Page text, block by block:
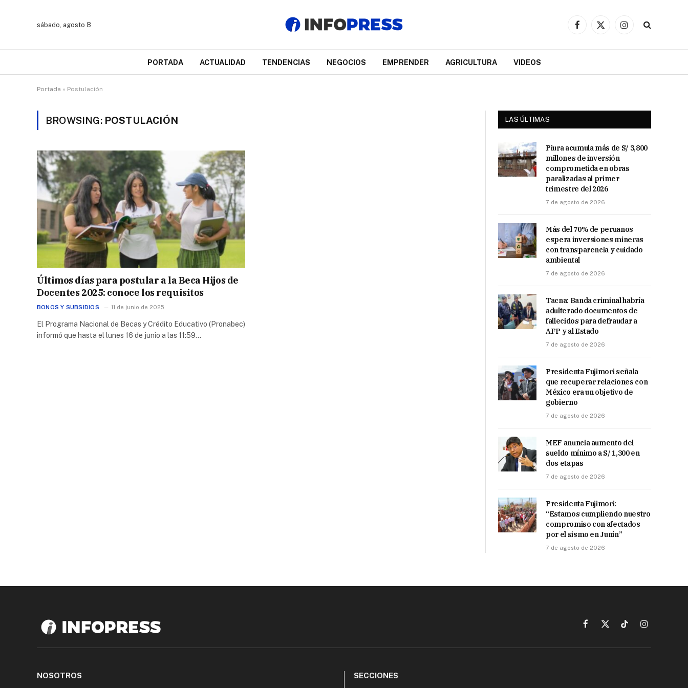
sábado, agosto 8
Facebook
X
Instagram
PORTADA ACTUALIDAD TENDENCIAS NEGOCIOS EMPRENDER AGRICULTURA VIDEOS
Portada » Postulación
BROWSING: POSTULACIÓN
Últimos días para postular a la Beca Hijos de
Docentes 2025: conoce los requisitos
BONOS Y SUBSIDIOS 11 de junio de 2025
El Programa Nacional de Becas y Crédito Educativo (Pronabec)
informó que hasta el lunes 16 de junio a las 11:59…
LAS ÚLTIMAS
Piura acumula más de S/ 3,800
millones de inversión
comprometida en obras
paralizadas al primer
trimestre del 2026
7 de agosto de 2026
Más del 70% de peruanos
espera inversiones mineras
con transparencia y cuidado
ambiental
7 de agosto de 2026
Tacna: Banda criminal habría
adulterado documentos de
fallecidos para defraudar a
AFP y al Estado
7 de agosto de 2026
Presidenta Fujimori señala
que recuperar relaciones con
México era un objetivo de
gobierno
7 de agosto de 2026
MEF anuncia aumento del
sueldo mínimo a S/ 1,300 en
dos etapas
7 de agosto de 2026
Presidenta Fujimori:
“Estamos cumpliendo nuestro
compromiso con afectados
por el sismo en Junín”
7 de agosto de 2026
Facebook
X
TikTokInstagram
NOSOTROS SECCIONES